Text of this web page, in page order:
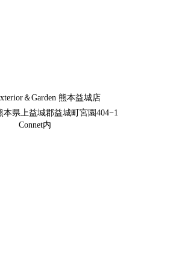
＆Garden 熊本益城店
本県上益城郡益城町宮園404−1
Connet内